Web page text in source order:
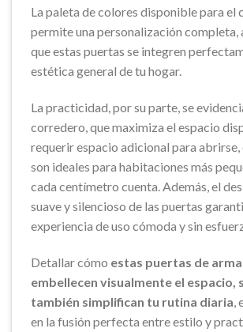
La paleta de colores disponible para el
permite una personalización completa,
que estas puertas se integren
estética general de tu hogar.
La practicidad, por su parte, se
corredero, que maximiza el espacio
requerir espacio adicional para abrirse,
son ideales para habitaciones más
cada centímetro cuenta. Además, el
suave y silencioso de las puertas
experiencia de uso cómoda y sin
Detallar cómo estas puertas de
embellecen visualmente el espacio,
también simplifican tu rutina diaria
en la fusión perfecta entre estilo y